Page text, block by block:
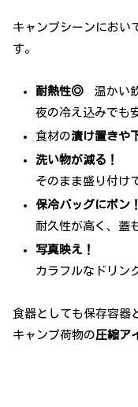
キャンプシーンにおい
す。
耐熱性◎温かい飲
夜の冷え込みでも
食材の漬け置きや
洗い物が減る！
そのまま盛り付け
保冷バッグにポン！
耐久性が高く、蓋
写真映え！
カラフルなドリン
食器としても保存容器
キャンプ荷物の圧縮ア